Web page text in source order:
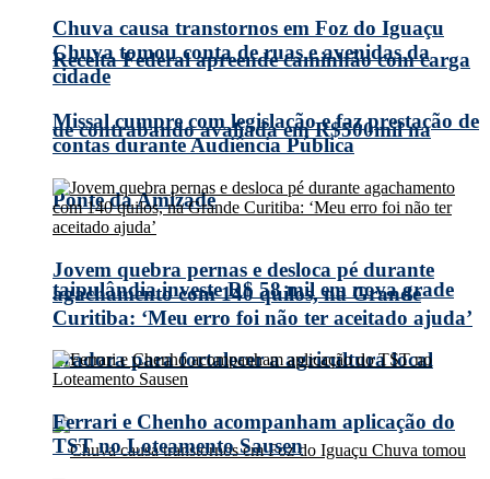
Receita Federal apreende caminhão com carga
de contrabando avaliada em R$500mil na
Ponte da Amizade
taipulândia investe R$ 58 mil em nova grade
aradora para fortalecer a agricultura local
Chuva causa transtornos em Foz do Iguaçu
Chuva tomou conta de ruas e avenidas da
cidade
Missal cumpre com legislação e faz prestação de
contas durante Audiência Pública
Jovem quebra pernas e desloca pé durante
agachamento com 140 quilos, na Grande
Curitiba: ‘Meu erro foi não ter aceitado ajuda’
Ferrari e Chenho acompanham aplicação do
TST no Loteamento Sausen